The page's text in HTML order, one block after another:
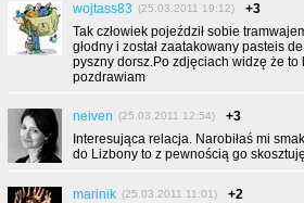
wojtass83 (25.03.2011 19:12)
+3
Tak człowiek pojeździł sobie
głodny i został zaatakowany pasteis
pyszny dorsz.Po zdjęciach widzę że to
pozdrawiam
neiven (25.03.2011 12:54)
+3
Interesująca relacja. Narobiłaś mi
do Lizbony to z pewnością go
marinik (25.03.2011 11:01)
+2